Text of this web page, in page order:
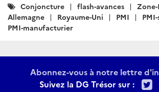
Catégories
:
Conjoncture flash-avances
Allemagne
Royaume-Uni PMI
PMI-manufacturier
Abonnez-vous à notre lettre
Suivez la DG Trésor sur :